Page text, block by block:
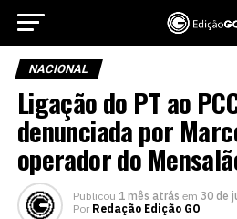
NACIONAL
Ligação do PT ao
denunciada por
operador do
Publicou 1 mês atrás em 30 de
Por Redação Edição GO